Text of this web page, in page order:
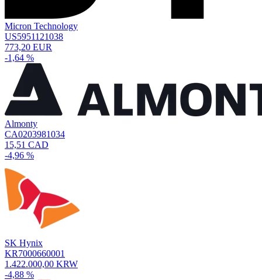
Micron Technology
US5951121038
773,20 EUR
-1,64 %
Almonty
CA0203981034
15,51 CAD
-4,96 %
SK Hynix
KR7000660001
1.422.000,00 KRW
-4,88 %